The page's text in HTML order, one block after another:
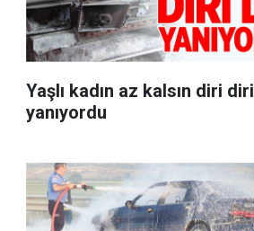
Yaşlı kadın az kalsın diri diri
yanıyordu